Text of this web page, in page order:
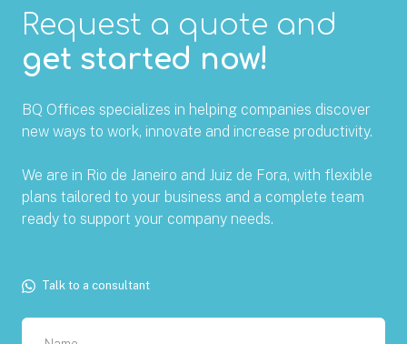
Request a quote and
get started now!
BQ Offices specializes in helping companies discover
new ways to work, innovate and increase productivity.
We are in Rio de Janeiro and Juiz de Fora, with flexible
plans tailored to your business and a complete team
ready to support your company needs.
Talk to a consultant